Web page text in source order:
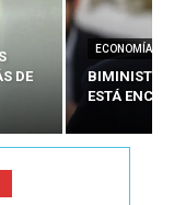
DE
ECONOMÍA
BIMINISTRO
ESTÁ